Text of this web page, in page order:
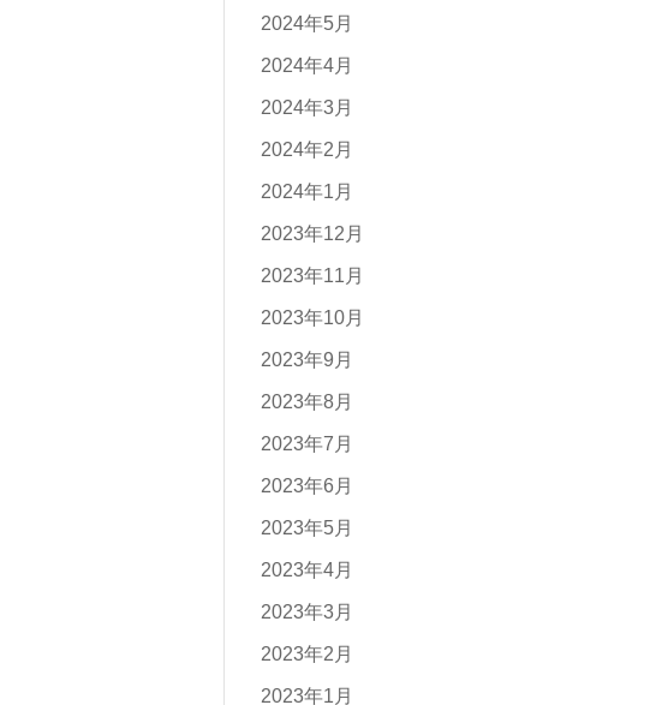
2024年5月
2024年4月
2024年3月
2024年2月
2024年1月
2023年12月
2023年11月
2023年10月
2023年9月
2023年8月
2023年7月
2023年6月
2023年5月
2023年4月
2023年3月
2023年2月
2023年1月